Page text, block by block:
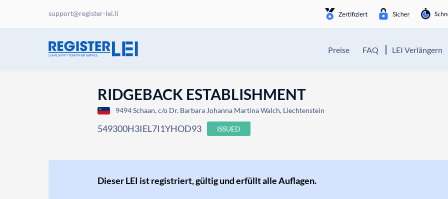
support@register-lei.li
Preise FAQ LEI Verlängern
RIDGEBACK ESTABLISHMENT
9494 Schaan, c/o Dr. Barbara Johanna Martina Walch, Liechtenstein
549300H3IEL7I1YHOD93 ISSUED
Dieser LEI ist registriert, gültig und erfüllt alle Auflagen.